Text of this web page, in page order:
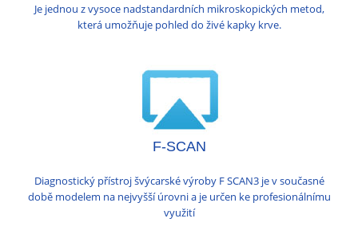
Je jednou z vysoce nadstandardních mikroskopických metod,
která umožňuje pohled do živé kapky krve.
F-SCAN
Diagnostický přístroj švýcarské výroby F SCAN3 je v současné
době modelem na nejvyšší úrovni a je určen ke profesionálnímu
využití